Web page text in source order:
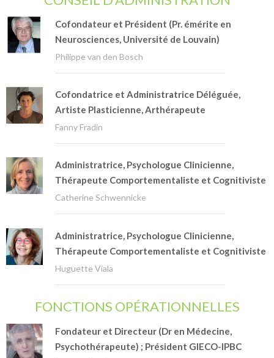
Cofondateur et Président (Pr. émérite en
Neurosciences, Université de Louvain)
Philippe van den Bosch
Cofondatrice et Administratrice Déléguée,
Artiste Plasticienne, Arthérapeute
Fanny Fradin
Administratrice, Psychologue Clinicienne,
Thérapeute Comportementaliste et Cognitiviste
Catherine Schwennicke
Administratrice, Psychologue Clinicienne,
Thérapeute Comportementaliste et Cognitiviste
Huguette Viala
FONCTIONS OPÉRATIONNELLES
Fondateur et Directeur (Dr en Médecine,
Psychothérapeute) ; Président GIECO-IPBC